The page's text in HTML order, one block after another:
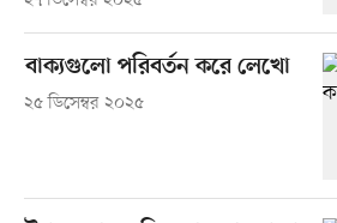
বাক্যগুলো পরিবর্তন করে লেখো
২৫ ডিসেম্বর ২০২৫